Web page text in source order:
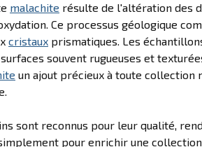
malachite résulte de l'altération des
Ce processus géologique
cristaux prismatiques. Les
souvent rugueuses et
un ajout précieux à toute collection
sont reconnus pour leur qualité,
pour enrichir une